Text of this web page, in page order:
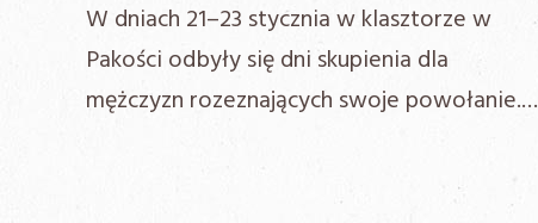
W dniach 21–23 stycznia w klasztorze w
Pakości odbyły się dni skupienia dla
mężczyzn rozeznających swoje powołanie.…